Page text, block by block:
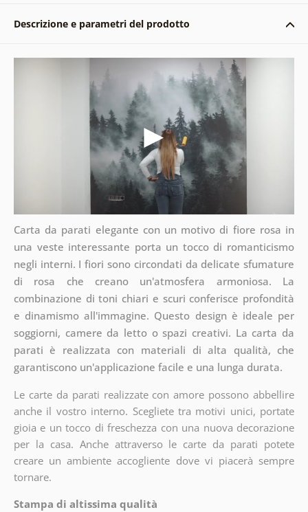
Descrizione e parametri del prodotto
Carta da parati elegante con un motivo di fiore rosa in
una veste interessante porta un tocco di romanticismo
negli interni. I fiori sono circondati da delicate sfumature
di rosa che creano un'atmosfera armoniosa. La
combinazione di toni chiari e scuri conferisce profondità
e dinamismo all'immagine. Questo design è ideale per
soggiorni, camere da letto o spazi creativi. La carta da
parati è realizzata con materiali di alta qualità, che
garantiscono un'applicazione facile e una lunga durata.
Le carte da parati realizzate con amore possono abbellire
anche il vostro interno. Scegliete tra motivi unici, portate
gioia e un tocco di freschezza con una nuova decorazione
per la casa. Anche attraverso le carte da parati potete
creare un ambiente accogliente dove vi piacerà sempre
tornare.
Stampa di altissima qualità